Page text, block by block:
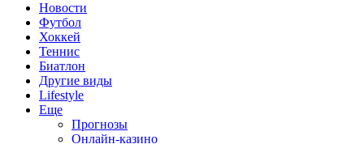
Новости
Футбол
Хоккей
Теннис
Биатлон
Другие виды
Lifestyle
Еще
Прогнозы
Онлайн-казино